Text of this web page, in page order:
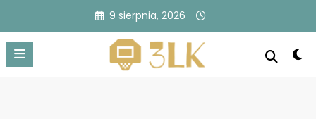
treści
9 sierpnia, 2026